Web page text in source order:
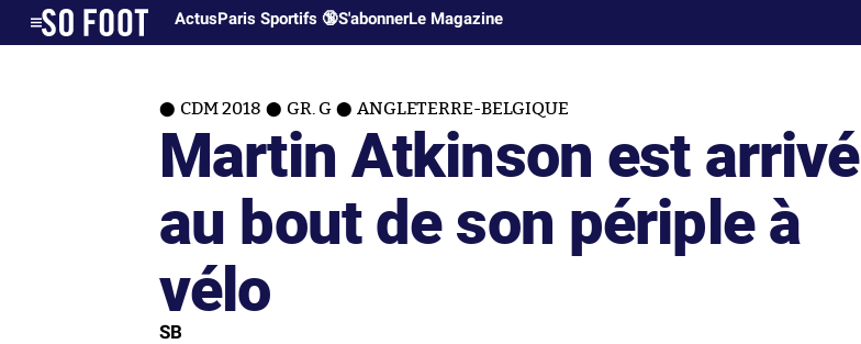
ActusParis Sportifs 🔞S'abonnerLe Magazine
CDM 2018 GR. G ANGLETERRE-BELGIQUE
Martin Atkinson est arrivé
au bout de son périple à
vélo
SB